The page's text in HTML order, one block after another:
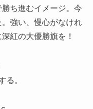
ち進むイメージ。今
強い、慢心がなけれ
紅の大優勝旗を！
る。